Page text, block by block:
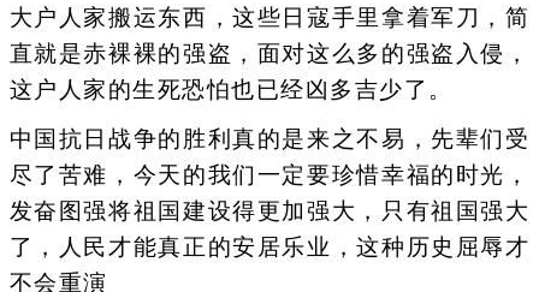
大户人家搬运东西，这些日寇手里拿着军刀，简
直就是赤裸裸的强盗，面对这么多的强盗入侵，
这户人家的生死恐怕也已经凶多吉少了。
中国抗日战争的胜利真的是来之不易，先辈们受
尽了苦难，今天的我们一定要珍惜幸福的时光，
发奋图强将祖国建设得更加强大，只有祖国强大
了，人民才能真正的安居乐业，这种历史屈辱才
不会重演